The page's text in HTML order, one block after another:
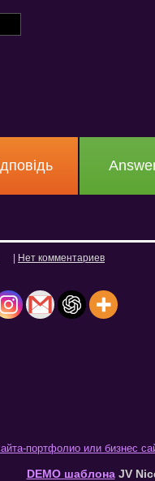
Нет комментариев
DEMO шаблонаJV